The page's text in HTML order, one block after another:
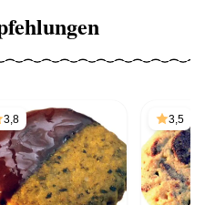
3,8 3,5